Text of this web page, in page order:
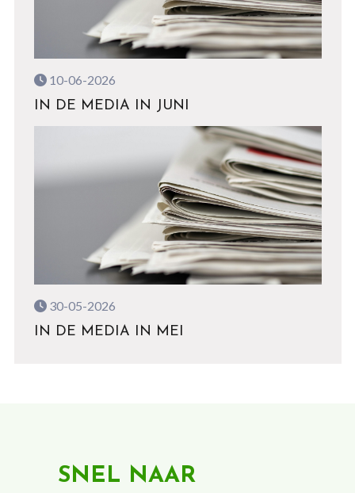
10-06-2026
IN DE MEDIA IN JUNI
30-05-2026
IN DE MEDIA IN MEI
SNEL NAAR